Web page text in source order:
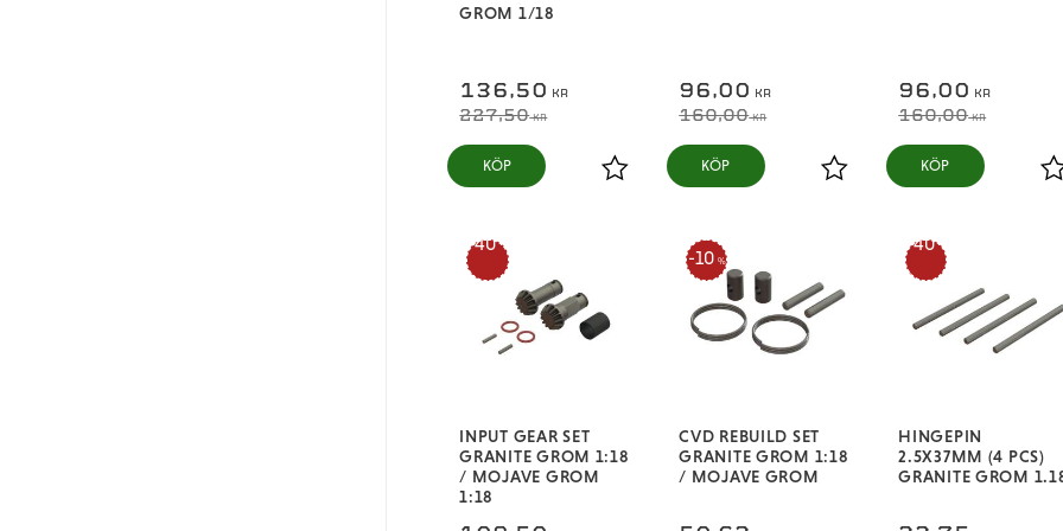
GROM 1/18
136,50 KR
227,50KR
Lägg till i favoriter
KÖP
96,00 KR
160,00KR
Lägg till i favoriter
KÖP
96,00 KR
160,00KR
KÖP
INPUT GEAR SET
GRANITE GROM 1:18
/ MOJAVE GROM
1:18
40
%
CVD REBUILD SET
GRANITE GROM 1:18
/ MOJAVE GROM
10 %
HINGEPIN
2.5X37MM (4 PCS)
GRANITE GROM
40
%